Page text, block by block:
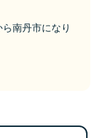
南丹市になり